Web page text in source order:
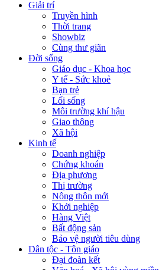
Giải trí
Truyền hình
Thời trang
Showbiz
Cùng thư giãn
Đời sống
Giáo dục - Khoa học
Y tế - Sức khoẻ
Bạn trẻ
Lối sống
Môi trường khí hậu
Giao thông
Xã hội
Kinh tế
Doanh nghiệp
Chứng khoán
Địa phương
Thị trường
Nông thôn mới
Khởi nghiệp
Hàng Việt
Bất động sản
Bảo vệ người tiêu dùng
Dân tộc - Tôn giáo
Đại đoàn kết